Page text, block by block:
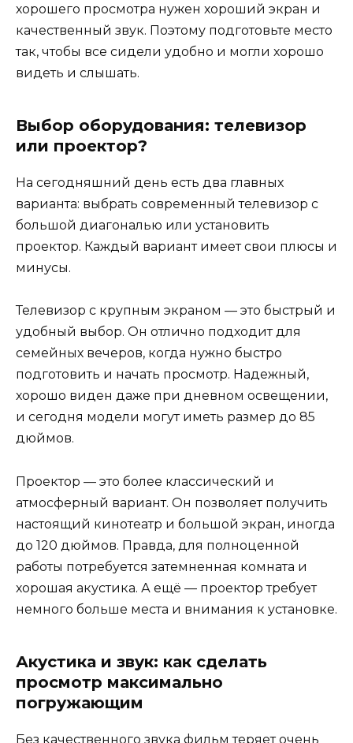
хорошего просмотра нужен хороший экран и
качественный звук. Поэтому подготовьте место
так, чтобы все сидели удобно и могли хорошо
видеть и слышать.
Выбор оборудования: телевизор
или проектор?
На сегодняшний день есть два главных
варианта: выбрать современный телевизор с
большой диагональю или установить
проектор. Каждый вариант имеет свои плюсы и
минусы.
Телевизор с крупным экраном — это быстрый и
удобный выбор. Он отлично подходит для
семейных вечеров, когда нужно быстро
подготовить и начать просмотр. Надежный,
хорошо виден даже при дневном освещении,
и сегодня модели могут иметь размер до 85
дюймов.
Проектор — это более классический и
атмосферный вариант. Он позволяет получить
настоящий кинотеатр и большой экран, иногда
до 120 дюймов. Правда, для полноценной
работы потребуется затемненная комната и
хорошая акустика. А ещё — проектор требует
немного больше места и внимания к установке.
Акустика и звук: как сделать
просмотр максимально
погружающим
Без качественного звука фильм теряет очень